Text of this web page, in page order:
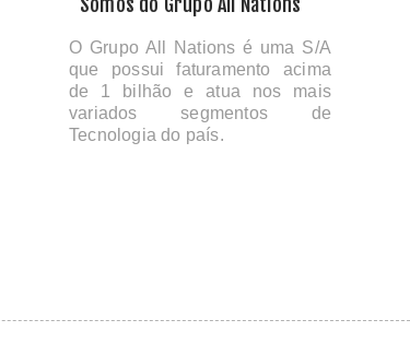
O Grupo All Nations é uma S/A
que possui faturamento acima
de 1 bilhão e atua nos mais
variados segmentos de
Tecnologia do país.